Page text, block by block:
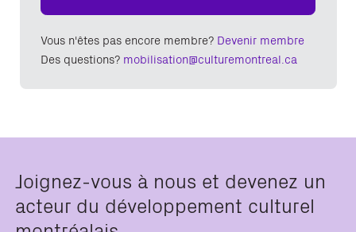
Vous n'êtes pas encore membre? Devenir membre
Des questions? mobilisation@culturemontreal.ca
Joignez-vous à nous et devenez un
acteur du développement culturel